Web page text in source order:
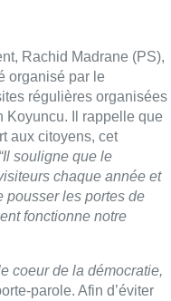
Rachid Madrane (PS),
organisé par le
régulières organisées
Koyuncu. Il rappelle que
aux citoyens, cet
“Il souligne que le
chaque année et
pousser les portes de
fonctionne notre
coeur de la démocratie,
parole. Afin d’éviter